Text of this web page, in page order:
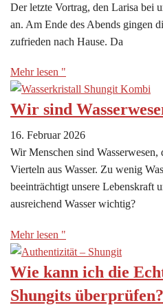
Der letzte Vortrag, den Larisa bei
an. Am Ende des Abends gingen
zufrieden nach Hause. Da
Mehr lesen "
Wir sind
16. Februar 2026
Wir Menschen sind Wasserwesen,
Vierteln aus Wasser. Zu wenig
beeinträchtigt unsere Lebenskraft
ausreichend Wasser wichtig?
Mehr lesen "
Wie kann ich die
Shungits überprüfen?